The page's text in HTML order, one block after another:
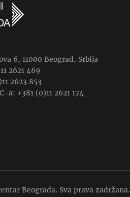
6, 11000 Beograd, Srbija
2621 469
2623 853
a: +381 (0)11 2621 174
Beograda. Sva prava zadržana.